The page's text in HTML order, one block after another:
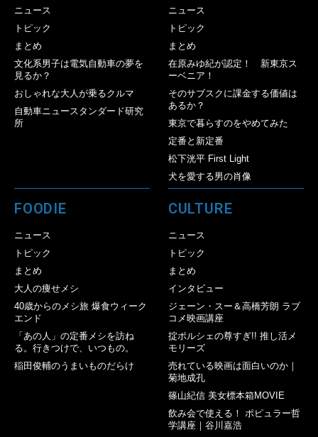
ニュース
トピック
まとめ
文化系男子は電気自動車の夢を
見るか？
おしゃれな大人が乗るクルマ
自動車ニュースタンダード研究
所
ニュース
トピック
まとめ
在原みゆ紀が認定！ 新東京ス
ーベニア！
そのサブスクに課金する価値は
あるか？
東京で暮らすのをやめてみた
定番と新定番
松下洸平 First Light
犬を愛する男の肖像
FOODIE
ニュース
トピック
まとめ
大人の痩せメシ
40歳からのメシ旅 爆食ウィーク
エンド
「あの人」の定番メシを訪ね
る。行きつけで、いつもの。
稲田俊輔のうまいものだらけ
CULTURE
ニュース
トピック
まとめ
インタビュー
ジェーン・スー＆高橋芳朗 ラブ
コメ映画講座
掟ポルシェの尊すぎ!! 推し活メ
モリーズ
売れている映画は面白いのか｜
菊地成孔
篠山紀信 美女標本箱MOVIE
飲み会で使える！ ポピュラー哲
学講座｜谷川嘉浩